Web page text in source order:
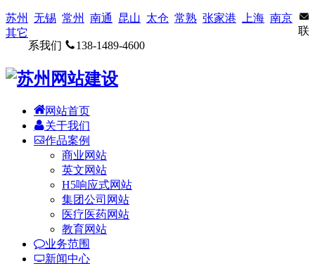
苏州 无锡 常州 南通 昆山 太仓 常熟 张家港 上海 南京
其它
联
系我们
138-1489-4600
网站首页
关于我们
作品案例
商业网站
英文网站
H5响应式网站
集团公司网站
医疗医药网站
教育网站
业务范围
新闻中心